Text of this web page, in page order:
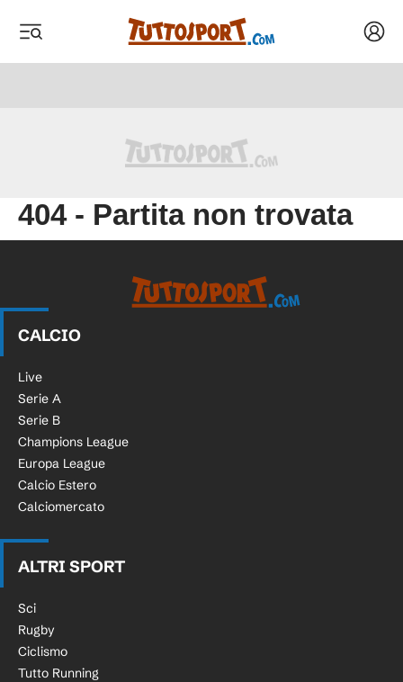
404 - Partita non trovata
CALCIO
Live
Serie A
Serie B
Champions League
Europa League
Calcio Estero
Calciomercato
ALTRI SPORT
Sci
Rugby
Ciclismo
Tutto Running